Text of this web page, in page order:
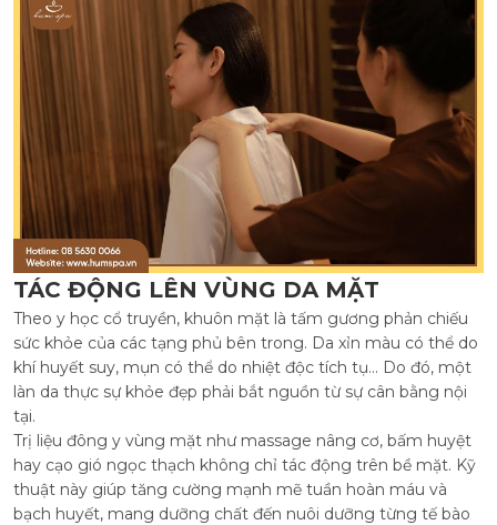
TÁC ĐỘNG LÊN VÙNG DA MẶT
Theo y học cổ truyền, khuôn mặt là tấm gương phản chiếu
sức khỏe của các tạng phủ bên trong. Da xỉn màu có thể do
khí huyết suy, mụn có thể do nhiệt độc tích tụ... Do đó, một
làn da thực sự khỏe đẹp phải bắt nguồn từ sự cân bằng nội
tại.
Trị liệu đông y vùng mặt như massage nâng cơ, bấm huyệt
hay cạo gió ngọc thạch không chỉ tác động trên bề mặt. Kỹ
thuật này giúp tăng cường mạnh mẽ tuần hoàn máu và
bạch huyết, mang dưỡng chất đến nuôi dưỡng từng tế bào